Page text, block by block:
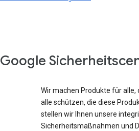
Google
Wir machen Produkte für
alle schützen, die diese
stellen wir Ihnen unsere
Sicherheitsmaßnahmen und